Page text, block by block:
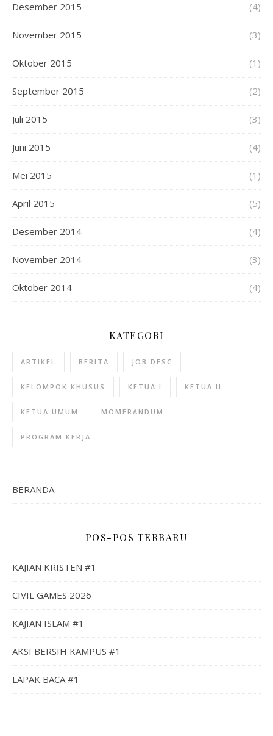
Desember 2015 (4)
November 2015 (3)
Oktober 2015 (1)
September 2015 (2)
Juli 2015 (3)
Juni 2015 (4)
Mei 2015 (1)
April 2015 (5)
Desember 2014 (4)
November 2014 (3)
Oktober 2014 (4)
KATEGORI
ARTIKEL BERITA JOB DESC
KELOMPOK KHUSUS KETUA I KETUA II
KETUA UMUM MOMERANDUM
PROGRAM KERJA
BERANDA
POS-POS TERBARU
KAJIAN KRISTEN #1
CIVIL GAMES 2026
KAJIAN ISLAM #1
AKSI BERSIH KAMPUS #1
LAPAK BACA #1